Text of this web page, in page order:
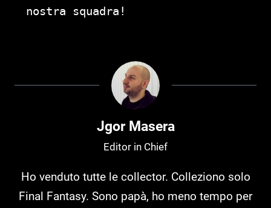
nostra squadra!
Jgor Masera
Editor in Chief
Ho venduto tutte le collector. Colleziono solo
Final Fantasy. Sono papà, ho meno tempo per